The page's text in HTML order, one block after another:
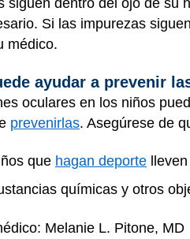
siguen dentro del ojo de su
Si las impurezas
médico.
ayudar a prevenir
oculares en los niños
prevenirlas. Asegúrese de
que hagan deporte
químicas y otros
Melanie L. Pitone, MD